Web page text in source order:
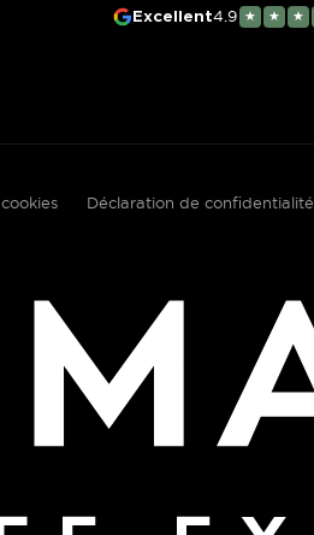
Excellent4.9 ★ ★ ★
Déclaration de confidentialité